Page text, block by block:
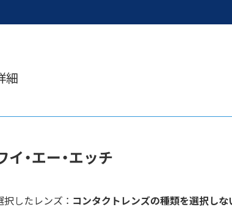
細
イ・エー・エッチ
択したレンズ ： コンタクトレンズの種類を選択しな